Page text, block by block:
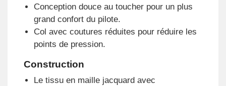
Conception douce au toucher pour un plus
grand confort du pilote.
Col avec coutures réduites pour réduire les
points de pression.
Construction
Le tissu en maille jacquard avec